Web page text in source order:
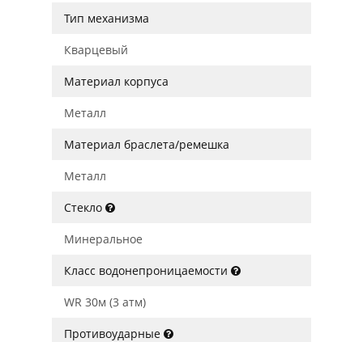
Тип механизма
Кварцевый
Материал корпуса
Металл
Материал браслета/ремешка
Металл
Стекло
Минеральное
Класс водонепроницаемости
WR 30м (3 атм)
Противоударные